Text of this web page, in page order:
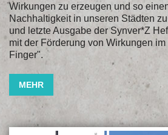
Wirkungen zu erzeugen und so
Nachhaltigkeit in unseren Städten
und letzte Ausgabe der Synver*Z
mit der Förderung von Wirkungen
Finger".
MEHR